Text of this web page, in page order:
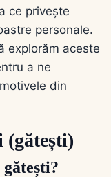
ce privește
personale.
explorăm aceste
a ne
din